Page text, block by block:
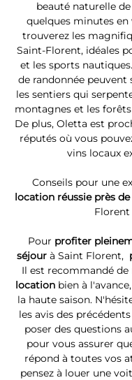
beauté naturelle de
quelques minutes en
trouverez les
Saint-Florent, idéales
et les sports
de randonnée peuvent
les sentiers qui
montagnes et les
De plus, Oletta est
réputés où vous
vins locaux
Conseils pour une
location réussie près
Florent
Pour profiter
séjour à Saint Florent,
Il est recommandé de
location bien à
la haute saison.
les avis des
poser des questions
pour vous assurer
répond à toutes vos
pensez à louer une